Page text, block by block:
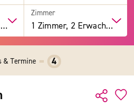
Zimmer
1 Zimmer, 2 Erwachsene
& Termine 4